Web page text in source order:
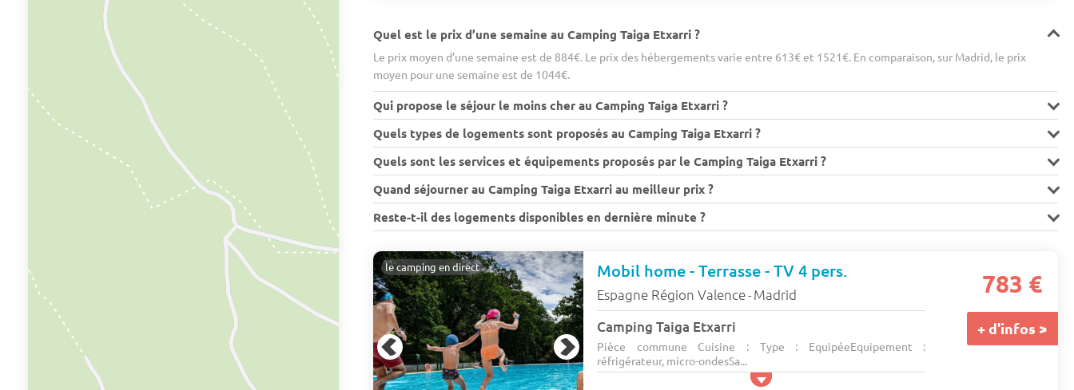
Quel est le prix d’une semaine au Camping Taiga Etxarri ?
Le prix moyen d’une semaine est de 884€. Le prix des hébergements varie entre 613€ et 1521€. En comparaison, sur Madrid, le prix
moyen pour une semaine est de 1044€.
Qui propose le séjour le moins cher au Camping Taiga Etxarri ?
Quels types de logements sont proposés au Camping Taiga Etxarri ?
Quels sont les services et équipements proposés par le Camping Taiga Etxarri ?
Quand séjourner au Camping Taiga Etxarri au meilleur prix ?
Reste-t-il des logements disponibles en dernière minute ?
le camping en direct Mobil home - Terrasse - TV 4 pers.
Espagne Région Valence- Madrid
Camping Taiga Etxarri
Pièce commune Cuisine : Type : EquipéeEquipement :
réfrigérateur, micro-ondesSa...
783 €
+ d'infos >